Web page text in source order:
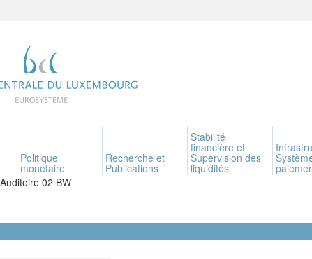
Politique
monétaire
Recherche et
Publications
Stabilité
financière et
Supervision des
liquidités